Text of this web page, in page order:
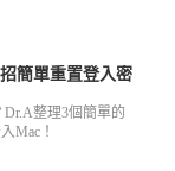
簡單重置登入密
整理3個簡單的
Mac！